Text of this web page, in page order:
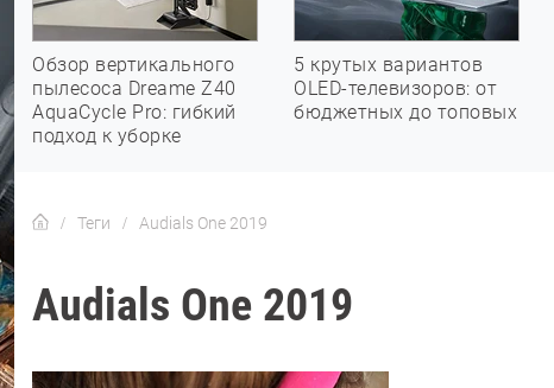
Обзор вертикального
пылесоса Dreame Z40
AquaCycle Pro: гибкий
подход к уборке
5 крутых вариантов
OLED-телевизоров: от
бюджетных до топовых
Теги Audials One 2019
Audials One 2019